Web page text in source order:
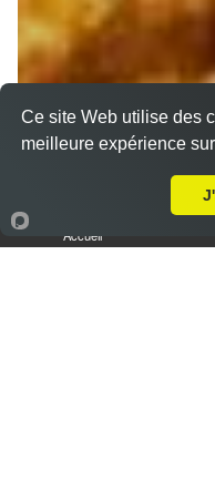
Accueil
Ce site Web utilise des
meilleure expérience